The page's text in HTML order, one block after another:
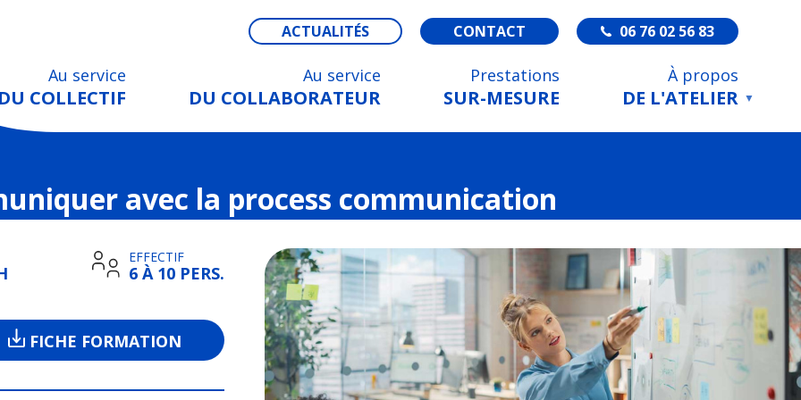
ACTUALITÉS CONTACT 06 76 02 56 83
Au service
DU COLLECTIF
Au service
DU COLLABORATEUR
Prestations
SUR-MESURE
À propos
DE L'ATELIER
VERS UNE
DÉMARCHE
QUALITÉ
avec la process communication
EFFECTIF
6 À 10 PERS.
FICHE FORMATION